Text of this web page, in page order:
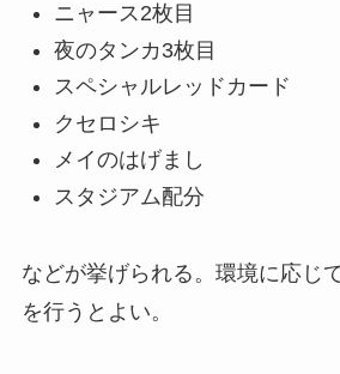
ニャース2枚目
夜のタンカ3枚目
スペシャルレッドカード
クセロシキ
メイのはげまし
スタジアム配分
などが挙げられる。環境に応じ
を行うとよい。